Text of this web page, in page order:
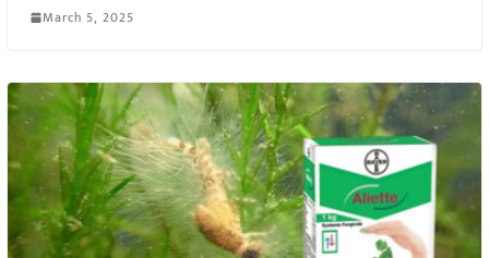
March 5, 2025